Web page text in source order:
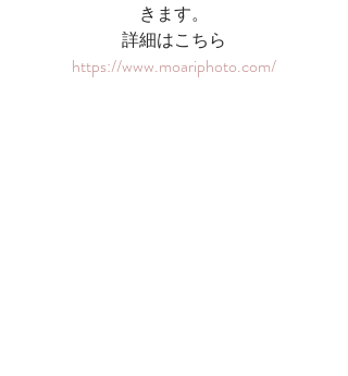
きます。
詳細はこちら
https://www.moariphoto.com/